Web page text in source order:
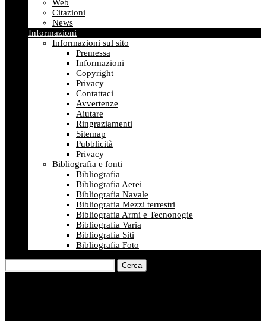
Web
Citazioni
News
Informazioni
Informazioni sul sito
Premessa
Informazioni
Copyright
Privacy
Contattaci
Avvertenze
Aiutare
Ringraziamenti
Sitemap
Pubblicità
Privacy
Bibliografia e fonti
Bibliografia
Bibliografia Aerei
Bibliografia Navale
Bibliografia Mezzi terrestri
Bibliografia Armi e Tecnonogie
Bibliografia Varia
Bibliografia Siti
Bibliografia Foto
Cerca